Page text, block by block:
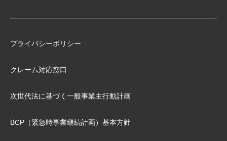
プライバシーポリシー
クレーム対応窓口
次世代法に基づく⼀般事業主⾏動計画
BCP（緊急時事業継続計画）基本⽅針